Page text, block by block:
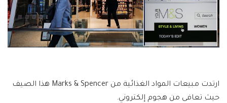
ارتدت مبيعات المواد الغذائية من Marks & Spencer هذا الصيف
حيث تعافى من هجوم إلكتروني.